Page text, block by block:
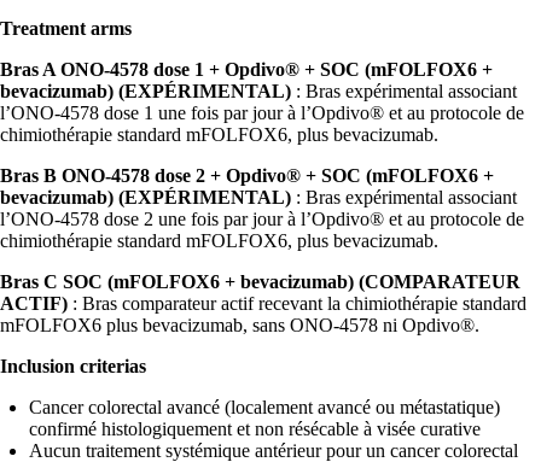
Treatment arms
Bras A ONO-4578 dose 1 + Opdivo® + SOC (mFOLFOX6 +
bevacizumab) (EXPÉRIMENTAL) : Bras expérimental associant
l’ONO-4578 dose 1 une fois par jour à l’Opdivo® et au protocole de
chimiothérapie standard mFOLFOX6, plus bevacizumab.
Bras B ONO-4578 dose 2 + Opdivo® + SOC (mFOLFOX6 +
bevacizumab) (EXPÉRIMENTAL) : Bras expérimental associant
l’ONO-4578 dose 2 une fois par jour à l’Opdivo® et au protocole de
chimiothérapie standard mFOLFOX6, plus bevacizumab.
Bras C SOC (mFOLFOX6 + bevacizumab) (COMPARATEUR
ACTIF) : Bras comparateur actif recevant la chimiothérapie standard
mFOLFOX6 plus bevacizumab, sans ONO-4578 ni Opdivo®.
Inclusion criterias
Cancer colorectal avancé (localement avancé ou métastatique)
confirmé histologiquement et non résécable à visée curative
Aucun traitement systémique antérieur pour un cancer colorectal